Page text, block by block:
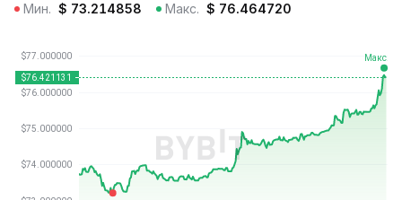
Мин. $ 73.214858 Макс. $ 76.464720